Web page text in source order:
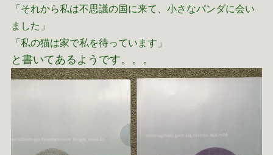
「それから私は不思議の国に来て、小さなパンダに会い
ました」
「私の猫は家で私を待っています」
と書いてあるようです。。。